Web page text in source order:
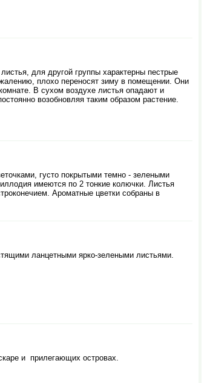
для другой группы характерны пестрые
плохо переносят зиму в помещении. Они
В сухом воздухе листья опадают и
возобновляя таким образом растение.
густо покрытыми темно - зелеными
имеются по 2 тонкие колючки. Листья
Ароматные цветки собраны в
ланцетными ярко-зелеными листьями.
и прилегающих островах.